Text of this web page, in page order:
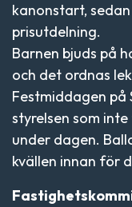
kanonstart,
prisutdelning.
Barnen bjuds på
och det ordnas
Festmiddagen på
styrelsen som
under dagen.
kvällen innan för